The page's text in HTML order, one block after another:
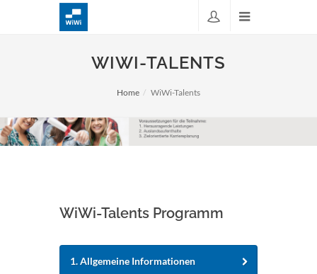
WIWI-TALENTS
Home WiWi-Talents
WiWi-Talents Programm
1. Allgemeine Informationen